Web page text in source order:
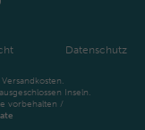
Datenschutz
Inseln.
vorbehalten /